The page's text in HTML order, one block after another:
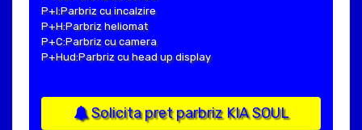
P+I:Parbriz cu incalzire
P+H:Parbriz heliomat
P+C:Parbriz cu camera
P+Hud:Parbriz cu head up display
Solicita pret parbriz KIA SOUL